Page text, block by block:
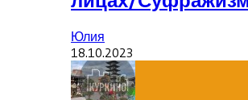
Юлия
18.10.2023